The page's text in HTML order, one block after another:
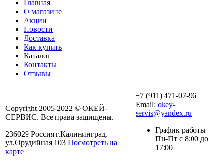
Главная
О магазине
Акции
Новости
Доставка
Как купить
Каталог
Контакты
Отзывы
Copyright 2005-2022 © ОКЕЙ-
СЕРВИС. Все права защищены.
236029 Россия г.Калининград,
ул.Орудийная 103 Посмотреть на
карте
+7 (911) 471-07-96
Email: okey-
servis@yandex.ru
График работы
Пн-Пт с 8:00 до
17:00